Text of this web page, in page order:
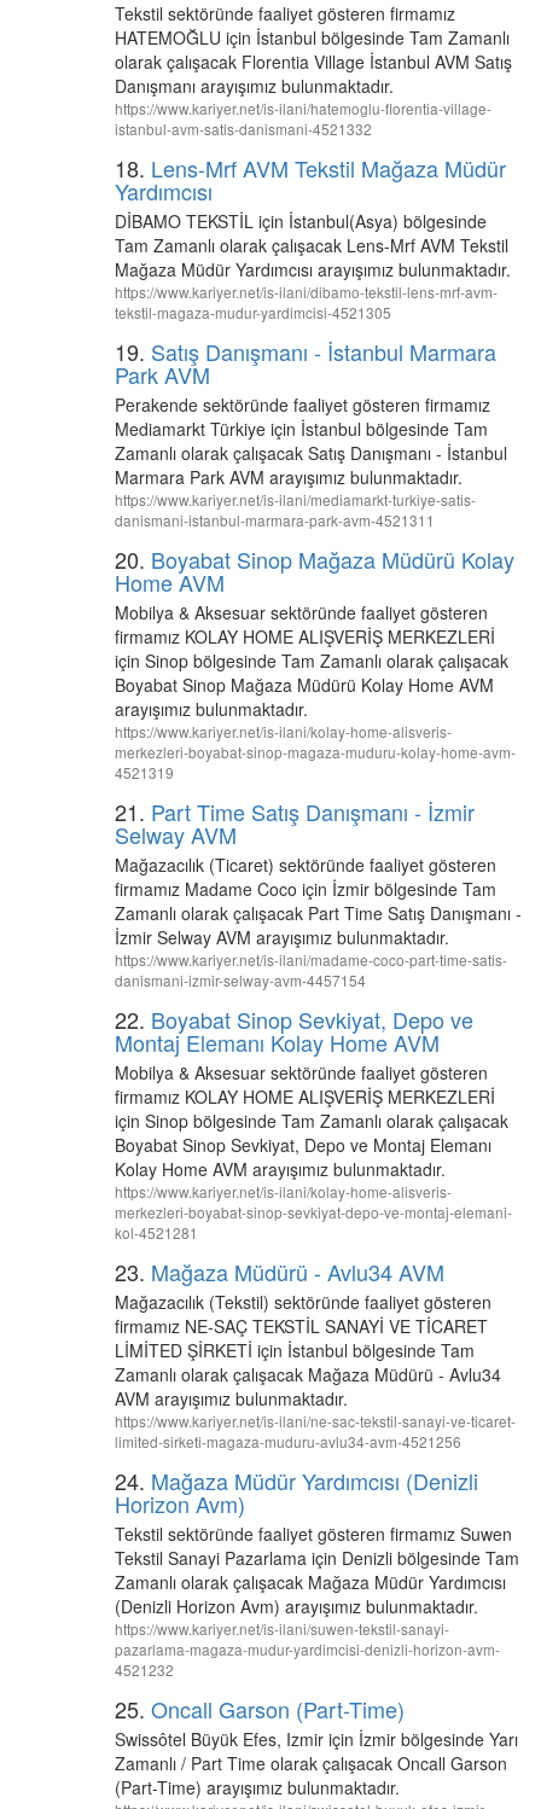
Tekstil sektöründe faaliyet gösteren firmamız
HATEMOĞLU için İstanbul bölgesinde Tam Zamanlı
olarak çalışacak Florentia Village İstanbul AVM Satış
Danışmanı arayışımız bulunmaktadır.
https://www.kariyer.net/is-ilani/hatemoglu-florentia-village-
istanbul-avm-satis-danismani-4521332
18. Lens-Mrf AVM Tekstil Mağaza Müdür
Yardımcısı
DİBAMO TEKSTİL için İstanbul(Asya) bölgesinde
Tam Zamanlı olarak çalışacak Lens-Mrf AVM Tekstil
Mağaza Müdür Yardımcısı arayışımız bulunmaktadır.
https://www.kariyer.net/is-ilani/dibamo-tekstil-lens-mrf-avm-
tekstil-magaza-mudur-yardimcisi-4521305
19. Satış Danışmanı - İstanbul Marmara
Park AVM
Perakende sektöründe faaliyet gösteren firmamız
Mediamarkt Türkiye için İstanbul bölgesinde Tam
Zamanlı olarak çalışacak Satış Danışmanı - İstanbul
Marmara Park AVM arayışımız bulunmaktadır.
https://www.kariyer.net/is-ilani/mediamarkt-turkiye-satis-
danismani-istanbul-marmara-park-avm-4521311
20. Boyabat Sinop Mağaza Müdürü Kolay
Home AVM
Mobilya & Aksesuar sektöründe faaliyet gösteren
firmamız KOLAY HOME ALIŞVERİŞ MERKEZLERİ
için Sinop bölgesinde Tam Zamanlı olarak çalışacak
Boyabat Sinop Mağaza Müdürü Kolay Home AVM
arayışımız bulunmaktadır.
https://www.kariyer.net/is-ilani/kolay-home-alisveris-
merkezleri-boyabat-sinop-magaza-muduru-kolay-home-avm-
4521319
21. Part Time Satış Danışmanı - İzmir
Selway AVM
Mağazacılık (Ticaret) sektöründe faaliyet gösteren
firmamız Madame Coco için İzmir bölgesinde Tam
Zamanlı olarak çalışacak Part Time Satış Danışmanı -
İzmir Selway AVM arayışımız bulunmaktadır.
https://www.kariyer.net/is-ilani/madame-coco-part-time-satis-
danismani-izmir-selway-avm-4457154
22. Boyabat Sinop Sevkiyat, Depo ve
Montaj Elemanı Kolay Home AVM
Mobilya & Aksesuar sektöründe faaliyet gösteren
firmamız KOLAY HOME ALIŞVERİŞ MERKEZLERİ
için Sinop bölgesinde Tam Zamanlı olarak çalışacak
Boyabat Sinop Sevkiyat, Depo ve Montaj Elemanı
Kolay Home AVM arayışımız bulunmaktadır.
https://www.kariyer.net/is-ilani/kolay-home-alisveris-
merkezleri-boyabat-sinop-sevkiyat-depo-ve-montaj-elemani-
kol-4521281
23. Mağaza Müdürü - Avlu34 AVM
Mağazacılık (Tekstil) sektöründe faaliyet gösteren
firmamız NE-SAÇ TEKSTİL SANAYİ VE TİCARET
LİMİTED ŞİRKETİ için İstanbul bölgesinde Tam
Zamanlı olarak çalışacak Mağaza Müdürü - Avlu34
AVM arayışımız bulunmaktadır.
https://www.kariyer.net/is-ilani/ne-sac-tekstil-sanayi-ve-ticaret-
limited-sirketi-magaza-muduru-avlu34-avm-4521256
24. Mağaza Müdür Yardımcısı (Denizli
Horizon Avm)
Tekstil sektöründe faaliyet gösteren firmamız Suwen
Tekstil Sanayi Pazarlama için Denizli bölgesinde Tam
Zamanlı olarak çalışacak Mağaza Müdür Yardımcısı
(Denizli Horizon Avm) arayışımız bulunmaktadır.
https://www.kariyer.net/is-ilani/suwen-tekstil-sanayi-
pazarlama-magaza-mudur-yardimcisi-denizli-horizon-avm-
4521232
25. Oncall Garson (Part-Time)
Swissôtel Büyük Efes, Izmir için İzmir bölgesinde Yarı
Zamanlı / Part Time olarak çalışacak Oncall Garson
(Part-Time) arayışımız bulunmaktadır.